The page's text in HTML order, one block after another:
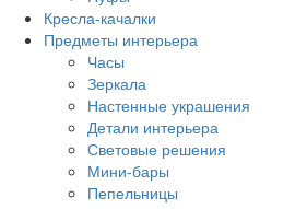
Кресла-качалки
Предметы интерьера
Часы
Зеркала
Настенные украшения
Детали интерьера
Световые решения
Мини-бары
Пепельницы